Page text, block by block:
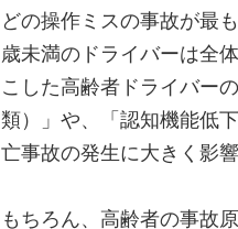
どの操作ミスの事故が最
歳未満のドライバーは全
こした高齢者ドライバー
類）」や、「認知機能低
亡事故の発生に大きく影
もちろん、高齢者の事故